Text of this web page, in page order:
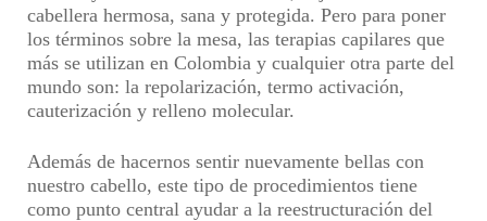
cabellera hermosa, sana y protegida. Pero para poner
los términos sobre la mesa, las terapias capilares que
más se utilizan en Colombia y cualquier otra parte del
mundo son: la repolarización, termo activación,
cauterización y relleno molecular.
Además de hacernos sentir nuevamente bellas con
nuestro cabello, este tipo de procedimientos tiene
como punto central ayudar a la reestructuración del